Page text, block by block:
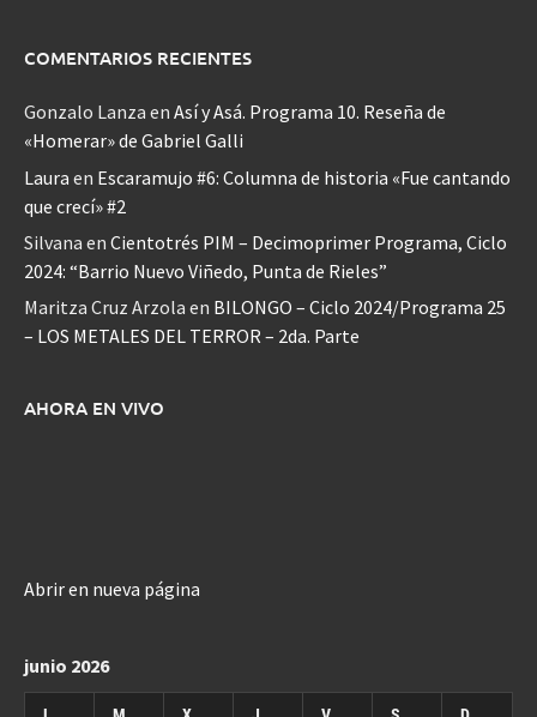
COMENTARIOS RECIENTES
Gonzalo Lanza en Así y Asá. Programa 10. Reseña de
«Homerar» de Gabriel Galli
Laura en Escaramujo #6: Columna de historia «Fue cantando
que crecí» #2
Silvana en Cientotrés PIM – Decimoprimer Programa, Ciclo
2024: “Barrio Nuevo Viñedo, Punta de Rieles”
Maritza Cruz Arzola en BILONGO – Ciclo 2024/Programa 25
– LOS METALES DEL TERROR – 2da. Parte
AHORA EN VIVO
Abrir en nueva página
junio 2026